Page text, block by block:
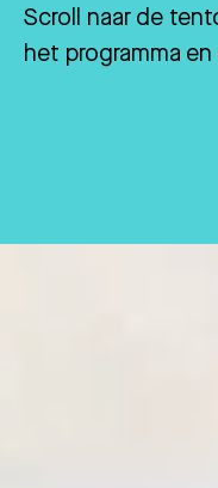
Scroll naar de
het programma